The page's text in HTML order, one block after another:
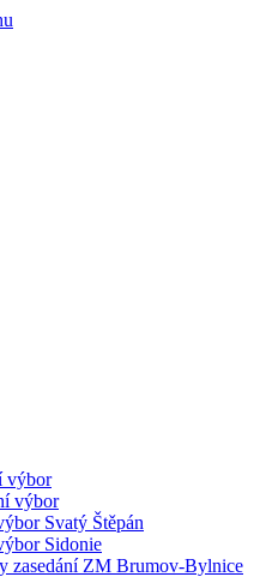
výbor
výbor
Svatý Štěpán
Sidonie
zasedání ZM Brumov-Bylnice